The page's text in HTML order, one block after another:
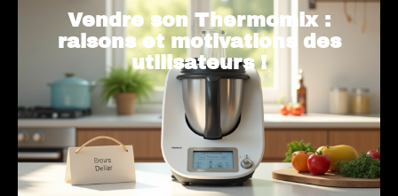
Vendre son Thermomix :
raisons et motivations des
utilisateurs !